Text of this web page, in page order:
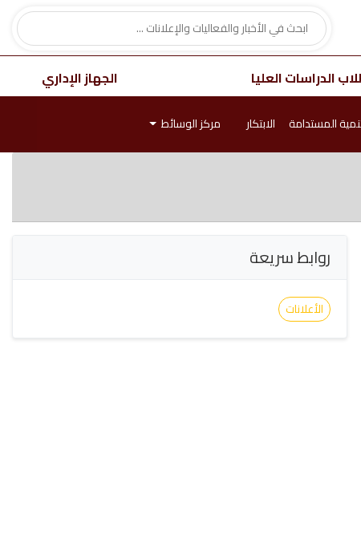
الدراسات العليا الجهاز الإداري
المستدامة الابتكار مركز الوسائط
روابط سريعة
الأعلانات